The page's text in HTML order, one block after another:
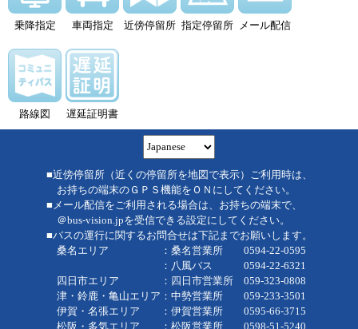
乗降指定 車両指定 近傍停留所 指定停留所 メール配信
路線図 遅延証明書
■近傍停留所（近くの停留所を地図で表示）ご利用時は、
お持ちの端末のＧＰＳ機能をＯＮにしてください。
■メール配信をご利用される場合は、お持ちの端末で、
＠bus-vision.jpを受信できる設定にしてください。
■バスの運行に関するお問合せは下記までお願いします。
桑名エリア ：桑名営業所 0594-22-0595
：八風バス 0594-22-6321
四日市エリア ：四日市営業所 059-323-0808
津・鈴鹿・亀山エリア：中勢営業所 059-233-3501
伊賀・名張エリア ：伊賀営業所 0595-66-3715
松阪・多気エリア ：松阪営業所 0598-51-5240